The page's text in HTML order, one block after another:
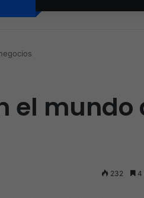
el mundo
232 4